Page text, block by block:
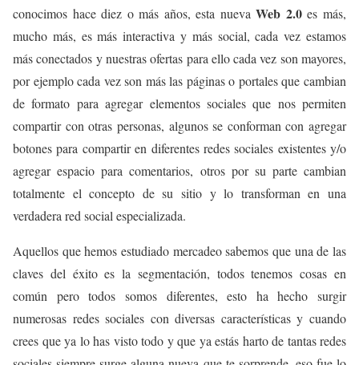
conocimos hace diez o más años, esta nuevaWeb 2.0es más,
mucho más, es más interactiva y más social, cada vez estamos
más conectados y nuestras ofertas para ello cada vez son mayores,
por ejemplo cada vez son más las páginas o portales que cambian
de formato para agregar elementos sociales que nos permiten
compartir con otras personas, algunos se conforman con agregar
botones para compartir en diferentes redes sociales existentes y/o
agregar espacio para comentarios, otros por su parte cambian
totalmente el concepto de su sitio y lo transforman en una
verdadera red social especializada.
Aquellos que hemos estudiado mercadeo sabemos que una de las
claves del éxito es la segmentación, todos tenemos cosas en
común pero todos somos diferentes, esto ha hecho surgir
numerosas redes sociales con diversas características y cuando
crees que ya lo has visto todo y que ya estás harto de tantas redes